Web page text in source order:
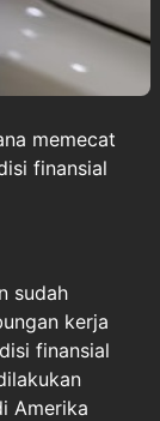
memecat
finansial
sudah
kerja
finansial
Amerika